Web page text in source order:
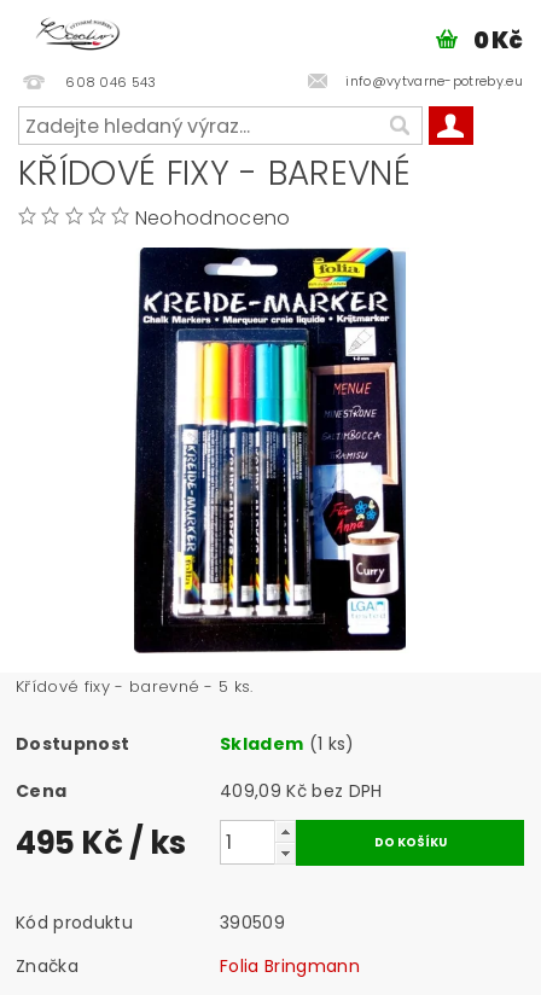
608 046 543 info@vytvarne-potreby.eu
0 Kč
KŘÍDOVÉ FIXY - BAREVNÉ
Neohodnoceno
Křídové fixy - barevné - 5 ks.
Dostupnost Skladem (1 ks)
Cena
409,09 Kč bez DPH
495 Kč/ ks
Kód produktu
390509
Značka
Folia Bringmann